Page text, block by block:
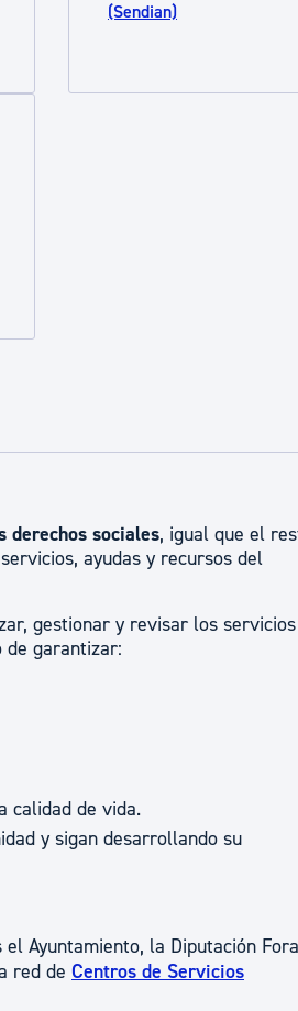
(Sendian)
derechos sociales, igual que el
ayudas y recursos del
gestionar y revisar los
de garantizar:
calidad de vida.
y sigan desarrollando su
el Ayuntamiento, la Diputación
red de Centros de Servicios